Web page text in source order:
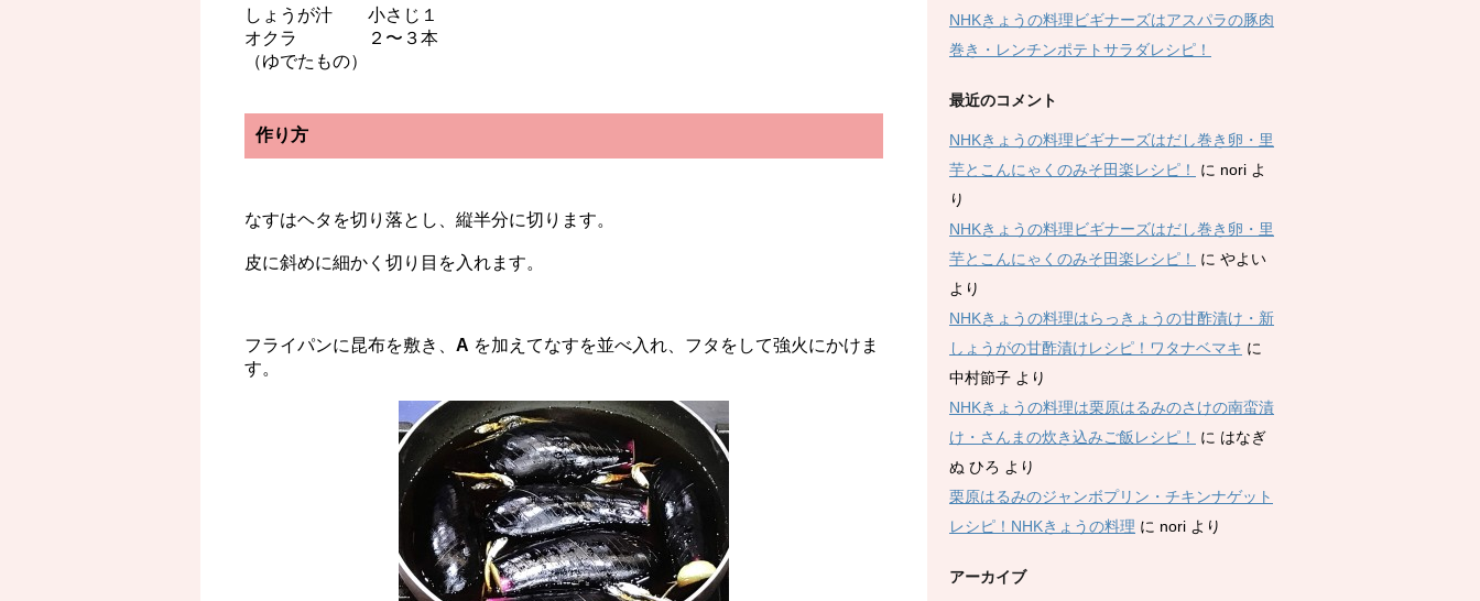
しょうが汁 小さじ１
オクラ ２〜３本
（ゆでたもの）
作り方
なすはヘタを切り落とし、縦半分に切ります。
皮に斜めに細かく切り目を入れます。
フライパンに昆布を敷き、 A を加えてなすを並べ入れ、フタをして強火にかけま
す。
NHKきょうの料理ビギナーズはアスパラの豚肉
巻き・レンチンポテトサラダレシピ！
最近のコメント
NHKきょうの料理ビギナーズはだし巻き卵・里
芋とこんにゃくのみそ田楽レシピ！
に nori よ
り
NHKきょうの料理ビギナーズはだし巻き卵・里
芋とこんにゃくのみそ田楽レシピ！
に やよい
より
NHKきょうの料理はらっきょうの甘酢漬け・新
しょうがの甘酢漬けレシピ！ワタナベマキ に
中村節子 より
NHKきょうの料理は栗原はるみのさけの南蛮漬
け・さんまの炊き込みご飯レシピ！
に はなぎ
ぬ ひろ より
栗原はるみのジャンボプリン・チキンナゲット
レシピ！NHKきょうの料理 に nori より
アーカイブ